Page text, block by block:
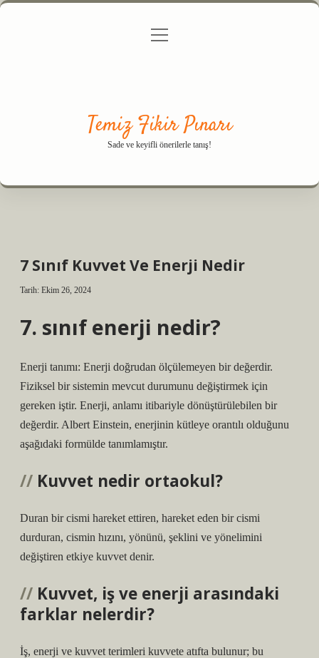
Gizlilik Politikası
menüyü
Temiz Fikir Pınarı
Sade ve keyifli önerilerle tanış!
7 Sınıf Kuvvet Ve Enerji Nedir
Tarih: Ekim 26, 2024
7. sınıf enerji nedir?
Enerji tanımı: Enerji doğrudan ölçülemeyen bir değerdir.
Fiziksel bir sistemin mevcut durumunu değiştirmek için
gereken iştir. Enerji, anlamı itibariyle dönüştürülebilen bir
değerdir. Albert Einstein, enerjinin kütleye orantılı olduğunu
aşağıdaki formülde tanımlamıştır.
Kuvvet nedir ortaokul?
Duran bir cismi hareket ettiren, hareket eden bir cismi
durduran, cismin hızını, yönünü, şeklini ve yönelimini
değiştiren etkiye kuvvet denir.
Kuvvet, iş ve enerji arasındaki
farklar nelerdir?
İş, enerji ve kuvvet terimleri kuvvete atıfta bulunur; bu